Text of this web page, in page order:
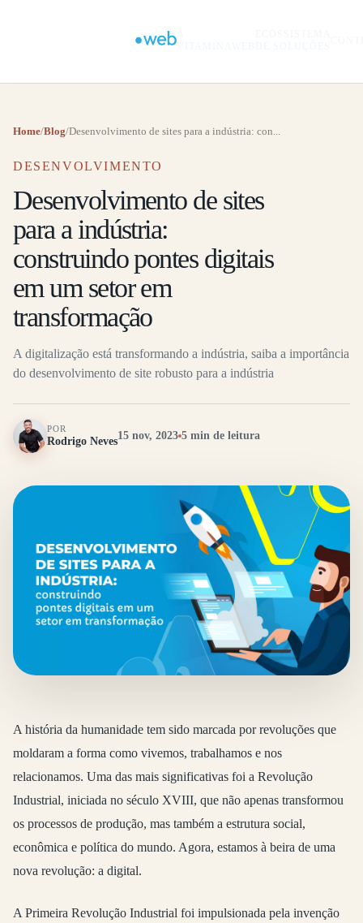
Home/Blog/Desenvolvimento de sites para a indústria: con...
DESENVOLVIMENTO
Desenvolvimento de sites
para a indústria:
construindo pontes digitais
em um setor em
transformação
A digitalização está transformando a indústria, saiba a importância
do desenvolvimento de site robusto para a indústria
POR
Rodrigo Neves15 nov, 2023 5 min de leitura
A história da humanidade tem sido marcada por revoluções que
moldaram a forma como vivemos, trabalhamos e nos
relacionamos. Uma das mais significativas foi a Revolução
Industrial, iniciada no século XVIII, que não apenas transformou
os processos de produção, mas também a estrutura social,
econômica e política do mundo. Agora, estamos à beira de uma
nova revolução: a digital.
A Primeira Revolução Industrial foi impulsionada pela invenção